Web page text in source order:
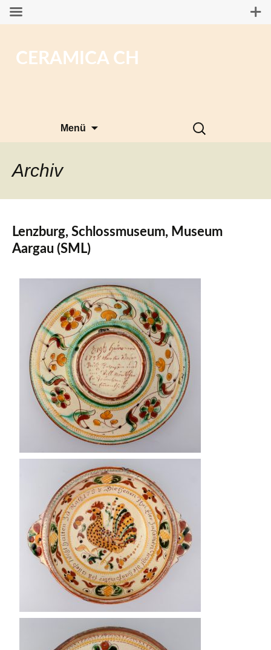
CERAMICA CH
Menü
Suchen
nach:
Archiv
Lenzburg, Schlossmuseum, Museum
Aargau (SML)